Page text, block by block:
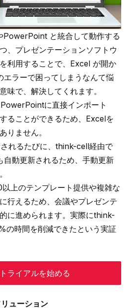
PowerPoint と統合して動作する
、プレゼンテーションソフトウ
利用することで、Excel が開か
ラーで困ってしまうなんて悩
味で、解決してくれます。
に直接インポート
ることができるため、Excelを
りません。
れるたびに、think-cell経由で
動更新されるため、 手動更新
上のテンプレート提供や複雑な
行えるため、会議やプレゼンテ
に進められます。実際にthink-
の時間を削減できたという実証
ライアルを始める
ューション